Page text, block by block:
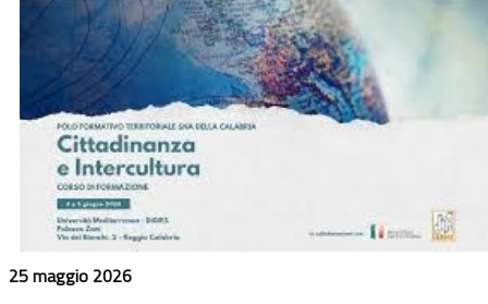
25 maggio 2026